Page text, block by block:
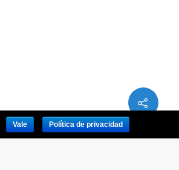
Vale Política de privacidad